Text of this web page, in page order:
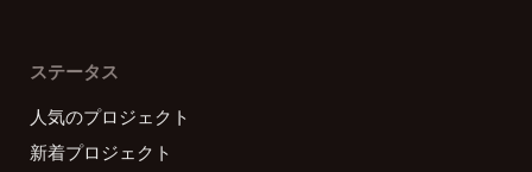
ステータス
人気のプロジェクト
新着プロジェクト